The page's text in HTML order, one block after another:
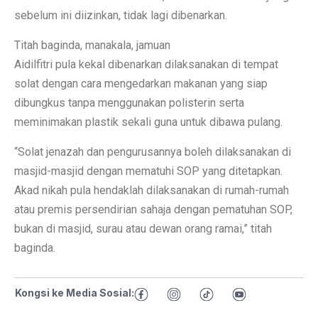
sebelum ini diizinkan, tidak lagi dibenarkan.
Titah baginda, manakala, jamuan
Aidilfitri pula kekal dibenarkan dilaksanakan di tempat
solat dengan cara mengedarkan makanan yang siap
dibungkus tanpa menggunakan polisterin serta
meminimakan plastik sekali guna untuk dibawa pulang.
“Solat jenazah dan pengurusannya boleh dilaksanakan di
masjid-masjid dengan mematuhi SOP yang ditetapkan.
Akad nikah pula hendaklah dilaksanakan di rumah-rumah
atau premis persendirian sahaja dengan pematuhan SOP,
bukan di masjid, surau atau dewan orang ramai,” titah
baginda.
Kongsi ke Media Sosial: